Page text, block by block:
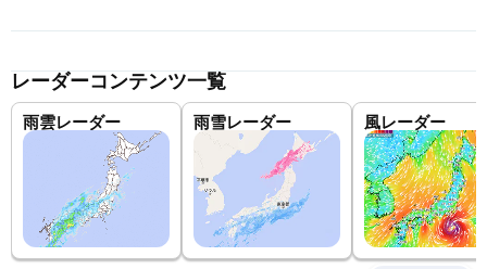
レーダーコンテンツ一覧
雨雲レーダー 雨雪レーダー 風レーダー